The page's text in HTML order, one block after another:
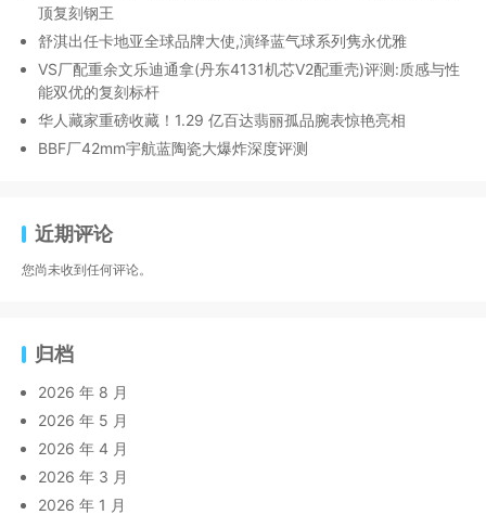
顶复刻钢王
舒淇出任卡地亚全球品牌大使,演绎蓝气球系列隽永优雅
VS厂配重余文乐迪通拿(丹东4131机芯V2配重壳)评测:质感与性
能双优的复刻标杆
华人藏家重磅收藏！1.29 亿百达翡丽孤品腕表惊艳亮相
BBF厂42mm宇航蓝陶瓷大爆炸深度评测
近期评论
您尚未收到任何评论。
归档
2026 年 8 月
2026 年 5 月
2026 年 4 月
2026 年 3 月
2026 年 1 月